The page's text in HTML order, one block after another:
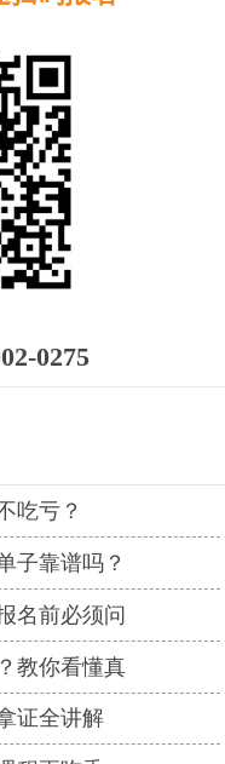
0275
吃亏？
子靠谱吗？
名前必须问
教你看懂真
证全讲解